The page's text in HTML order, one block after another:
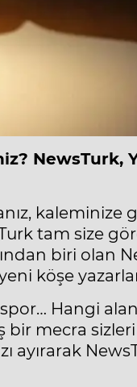
NewsTurk,
kaleminize
tam size
biri olan
köşe
Hangi
mecra
ayırarak